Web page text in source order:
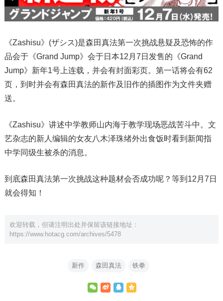
《Zashisu》(ザシス)是森田真法第一次挑战悬疑及恐怖的作
品会于《Grand Jump》会于日本12月7日发售的《Grand
Jump》新年1号上连载，并会有封面彩页。第一话将会有62
页，到时并会有森田真法的新作及旧作的插图作为文件夹赠
送。
《Zashisu》讲述中学教师山内海于教学现场恶战苦斗中。文
艺杂志的新人编辑的女友八木泽珠绪外出食饭时看到新闻指
中学同级生被杀的消息。
到底森田真法第一次挑战这种题材会否成功呢？等到12月7日
就会得知！
欢迎转载，但请注明出处并保留该链接地址：
https://www.hotacg.com/archives/5478
新作 森田真法 铁拳